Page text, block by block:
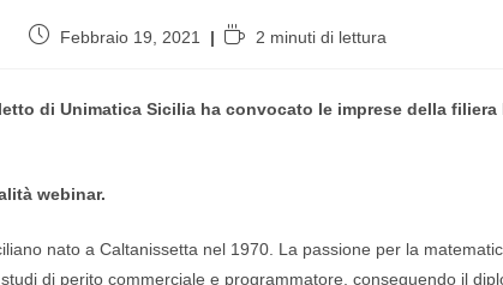
Febbraio 19, 2021 2 minuti di lettura
di Unimatica Sicilia ha convocato le imprese della
webinar.
nato a Caltanissetta nel 1970. La passione per la
di perito commerciale e programmatore, conseguendo il